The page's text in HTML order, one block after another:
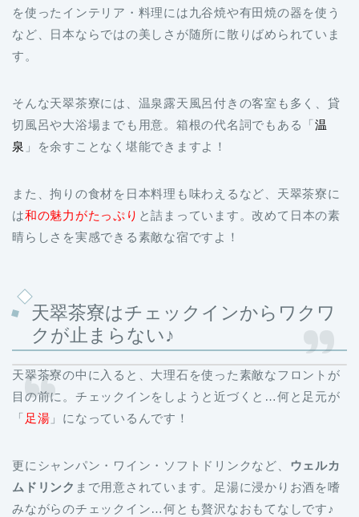
を使ったインテリア・料理には九谷焼や有田焼の器を使う
など、日本ならではの美しさが随所に散りばめられていま
す。
そんな天翠茶寮には、温泉露天風呂付きの客室も多く、貸
切風呂や大浴場までも用意。箱根の代名詞でもある「温
泉 」を余すことなく堪能できますよ！
また、拘りの食材を日本料理も味わえるなど、天翠茶寮に
は和の魅力がたっぷり と詰まっています。改めて日本の素
晴らしさを実感できる素敵な宿ですよ！
天翠茶寮はチェックインからワクワ
クが止まらない♪
天翠茶寮の中に入ると、大理石を使った素敵なフロントが
目の前に。チェックインをしようと近づくと…何と足元が
「 足湯 」になっているんです！
更にシャンパン・ワイン・ソフトドリンクなど、 ウェルカ
ムドリンク まで用意されています。足湯に浸かりお酒を嗜
みながらのチェックイン…何とも贅沢なおもてなしです♪